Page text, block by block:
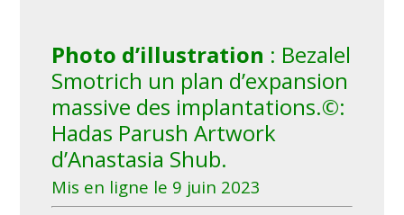
Photo d’illustration : Bezalel
Smotrich un plan d’expansion
massive des implantations.©:
Hadas Parush Artwork
d’Anastasia Shub.
Mis en ligne le 9 juin 2023